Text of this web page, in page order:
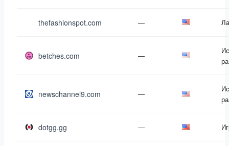
thefashionspot.com —
betches.com —
newschannel9.com —
dotgg.gg —